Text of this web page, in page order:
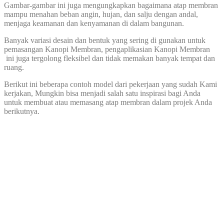
Gambar-gambar ini juga mengungkapkan bagaimana atap membran
mampu menahan beban angin, hujan, dan salju dengan andal,
menjaga keamanan dan kenyamanan di dalam bangunan.
Banyak variasi desain dan bentuk yang sering di gunakan untuk
pemasangan Kanopi Membran, pengaplikasian Kanopi Membran
ini juga tergolong fleksibel dan tidak memakan banyak tempat dan
ruang.
Berikut ini beberapa contoh model dari pekerjaan yang sudah Kami
kerjakan, Mungkin bisa menjadi salah satu inspirasi bagi Anda
untuk membuat atau memasang atap membran dalam projek Anda
berikutnya.